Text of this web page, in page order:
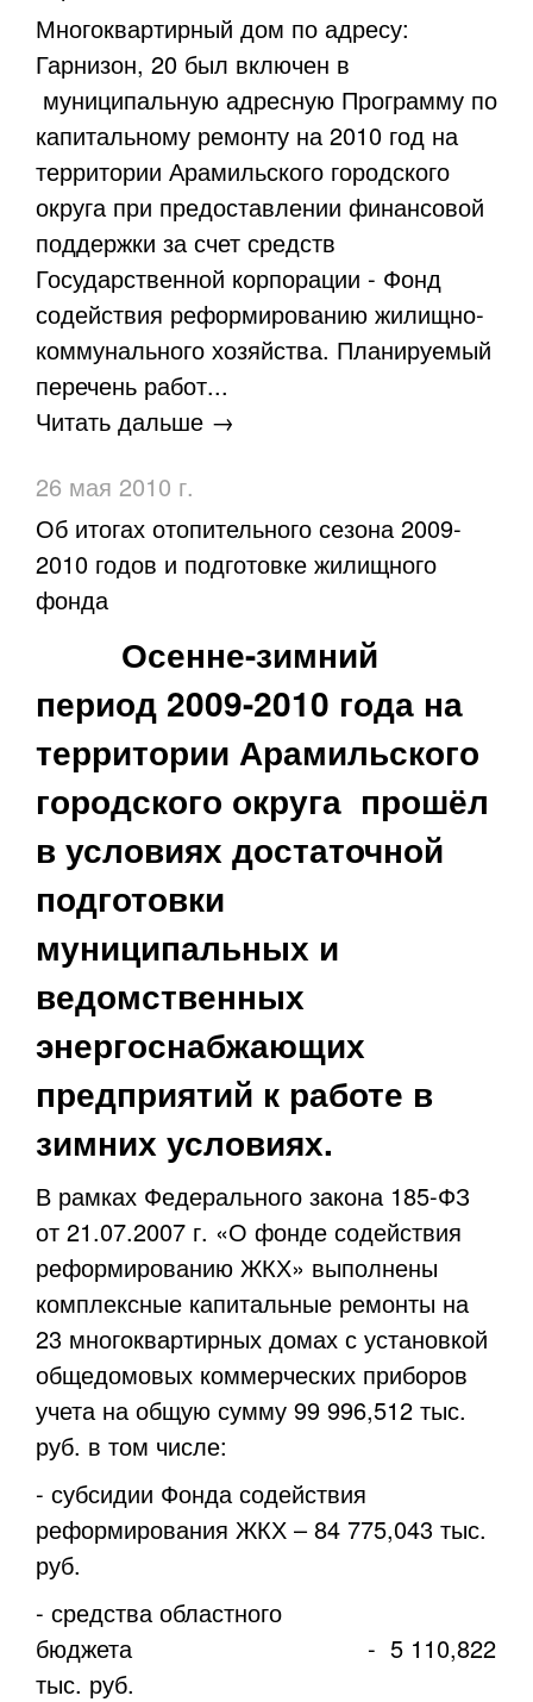
Многоквартирный дом по адресу:
Гарнизон, 20 был включен в
муниципальную адресную Программу по
капитальному ремонту на 2010 год на
территории Арамильского городского
округа при предоставлении финансовой
поддержки за счет средств
Государственной корпорации - Фонд
содействия реформированию жилищно-
коммунального хозяйства. Планируемый
перечень работ...
Читать дальше →
26 мая 2010 г.
Об итогах отопительного сезона 2009-
2010 годов и подготовке жилищного
фонда
Осенне-зимний
период 2009-2010 года на
территории Арамильского
городского округа прошёл
в условиях достаточной
подготовки
муниципальных и
ведомственных
энергоснабжающих
предприятий к работе в
зимних условиях.
В рамках Федерального закона 185-ФЗ
от 21.07.2007 г. «О фонде содействия
реформированию ЖКХ» выполнены
комплексные капитальные ремонты на
23 многоквартирных домах с установкой
общедомовых коммерческих приборов
учета на общую сумму 99 996,512 тыс.
руб. в том числе:
- субсидии Фонда содействия
реформирования ЖКХ – 84 775,043 тыс.
руб.
- средства областного
бюджета - 5 110,822
тыс. руб.